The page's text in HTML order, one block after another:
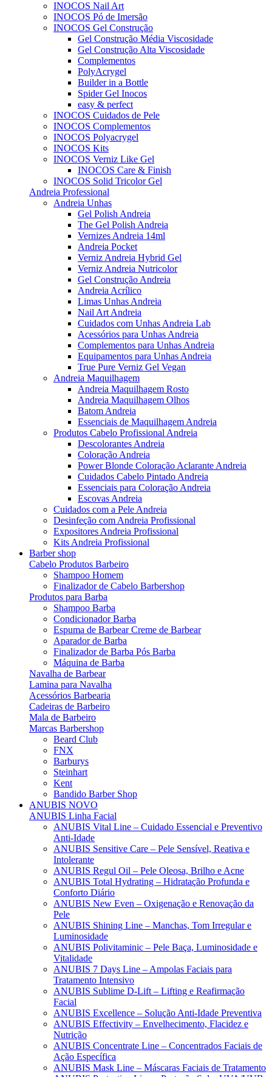
INOCOS Nail Art
INOCOS Pó de Imersão
INOCOS Gel Construção
Gel Construção Média Viscosidade
Gel Construção Alta Viscosidade
Complementos
PolyAcrygel
Builder in a Bottle
Spider Gel Inocos
easy & perfect
INOCOS Cuidados de Pele
INOCOS Complementos
INOCOS Polyacrygel
INOCOS Kits
INOCOS Verniz Like Gel
INOCOS Care & Finish
INOCOS Solid Tricolor Gel
Andreia Professional
Andreia Unhas
Gel Polish Andreia
The Gel Polish Andreia
Vernizes Andreia 14ml
Andreia Pocket
Verniz Andreia Hybrid Gel
Verniz Andreia Nutricolor
Gel Construção Andreia
Andreia Acrílico
Limas Unhas Andreia
Nail Art Andreia
Cuidados com Unhas Andreia Lab
Acessórios para Unhas Andreia
Complementos para Unhas Andreia
Equipamentos para Unhas Andreia
True Pure Verniz Gel Vegan
Andreia Maquilhagem
Andreia Maquilhagem Rosto
Andreia Maquilhagem Olhos
Batom Andreia
Essenciais de Maquilhagem Andreia
Produtos Cabelo Profissional Andreia
Descolorantes Andreia
Coloração Andreia
Power Blonde Coloração Aclarante Andreia
Cuidados Cabelo Pintado Andreia
Essenciais para Coloração Andreia
Escovas Andreia
Cuidados com a Pele Andreia
Desinfeção com Andreia Profissional
Expositores Andreia Profissional
Kits Andreia Profissional
Barber shop
Cabelo Produtos Barbeiro
Shampoo Homem
Finalizador de Cabelo Barbershop
Produtos para Barba
Shampoo Barba
Condicionador Barba
Espuma de Barbear Creme de Barbear
Aparador de Barba
Finalizador de Barba Pós Barba
Máquina de Barba
Navalha de Barbear
Lamina para Navalha
Acessórios Barbearia
Cadeiras de Barbeiro
Mala de Barbeiro
Marcas Barbershop
Beard Club
FNX
Barburys
Steinhart
Kent
Bandido Barber Shop
ANUBIS NOVO
ANUBIS Linha Facial
ANUBIS Vital Line – Cuidado Essencial e Preventivo
Anti-Idade
ANUBIS Sensitive Care – Pele Sensível, Reativa e
Intolerante
ANUBIS Regul Oil – Pele Oleosa, Brilho e Acne
ANUBIS Total Hydrating – Hidratação Profunda e
Conforto Diário
ANUBIS New Even – Oxigenação e Renovação da
Pele
ANUBIS Shining Line – Manchas, Tom Irregular e
Luminosidade
ANUBIS Polivitaminic – Pele Baça, Luminosidade e
Vitalidade
ANUBIS 7 Days Line – Ampolas Faciais para
Tratamento Intensivo
ANUBIS Sublime D-Lift – Lifting e Reafirmação
Facial
ANUBIS Excellence – Solução Anti-Idade Preventiva
ANUBIS Effectivity – Envelhecimento, Flacidez e
Nutrição
ANUBIS Concentrate Line – Concentrados Faciais de
Ação Específica
ANUBIS Mask Line – Máscaras Faciais de Tratamento